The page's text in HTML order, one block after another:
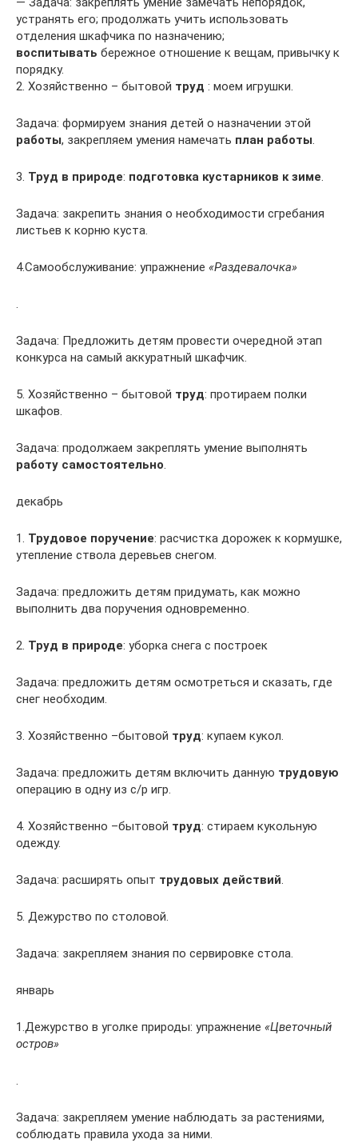
устранять его; продолжать учить использовать
отделения шкафчика по назначению;
воспитывать бережное отношение к вещам, привычку к
порядку.
2. Хозяйственно – бытовой труд : моем игрушки.
Задача: формируем знания детей о назначении этой
работы, закрепляем умения намечать план работы.
3. Труд в природе: подготовка кустарников к зиме.
Задача: закрепить знания о необходимости сгребания
листьев к корню куста.
4.Самообслуживание: упражнение «Раздевалочка»
.
Задача: Предложить детям провести очередной этап
конкурса на самый аккуратный шкафчик.
5. Хозяйственно – бытовой труд: протираем полки
шкафов.
Задача: продолжаем закреплять умение выполнять
работу самостоятельно.
декабрь
1. Трудовое поручение: расчистка дорожек к кормушке,
утепление ствола деревьев снегом.
Задача: предложить детям придумать, как можно
выполнить два поручения одновременно.
2. Труд в природе: уборка снега с построек
Задача: предложить детям осмотреться и сказать, где
снег необходим.
3. Хозяйственно –бытовой труд: купаем кукол.
Задача: предложить детям включить данную трудовую
операцию в одну из с/р игр.
4. Хозяйственно –бытовой труд: стираем кукольную
одежду.
Задача: расширять опыт трудовых действий.
5. Дежурство по столовой.
Задача: закрепляем знания по сервировке стола.
январь
1.Дежурство в уголке природы: упражнение «Цветочный
остров»
.
Задача: закрепляем умение наблюдать за растениями,
соблюдать правила ухода за ними.